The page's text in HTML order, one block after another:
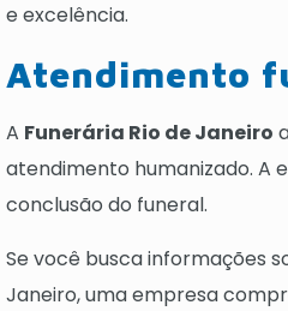
e excelência.
Atendimento
A Funerária Rio de Janeiro
atendimento humanizado. A
conclusão do funeral.
Se você busca informações
Janeiro, uma empresa